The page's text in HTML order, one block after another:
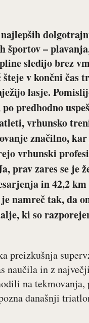
–
sledijo brez
v končni čas
lasje.
predhodno
vrhunsko
značilno,
vrhunski
prav zares se je
in 42,2
namreč tak, da
ki so
preizkušnja
naučila in z
na
današnji